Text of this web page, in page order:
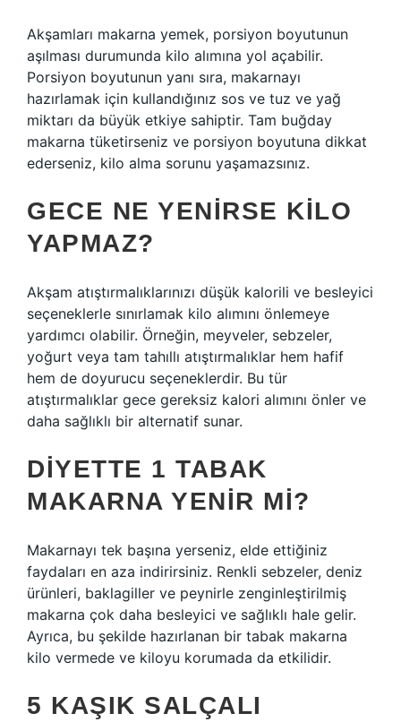
Akşamları makarna yemek, porsiyon boyutunun
aşılması durumunda kilo alımına yol açabilir.
Porsiyon boyutunun yanı sıra, makarnayı
hazırlamak için kullandığınız sos ve tuz ve yağ
miktarı da büyük etkiye sahiptir. Tam buğday
makarna tüketirseniz ve porsiyon boyutuna dikkat
ederseniz, kilo alma sorunu yaşamazsınız.
GECE NE YENIRSE KILO
YAPMAZ?
Akşam atıştırmalıklarınızı düşük kalorili ve besleyici
seçeneklerle sınırlamak kilo alımını önlemeye
yardımcı olabilir. Örneğin, meyveler, sebzeler,
yoğurt veya tam tahıllı atıştırmalıklar hem hafif
hem de doyurucu seçeneklerdir. Bu tür
atıştırmalıklar gece gereksiz kalori alımını önler ve
daha sağlıklı bir alternatif sunar.
DIYETTE 1 TABAK
MAKARNA YENIR MI?
Makarnayı tek başına yerseniz, elde ettiğiniz
faydaları en aza indirirsiniz. Renkli sebzeler, deniz
ürünleri, baklagiller ve peynirle zenginleştirilmiş
makarna çok daha besleyici ve sağlıklı hale gelir.
Ayrıca, bu şekilde hazırlanan bir tabak makarna
kilo vermede ve kiloyu korumada da etkilidir.
5 KAŞIK SALÇALI